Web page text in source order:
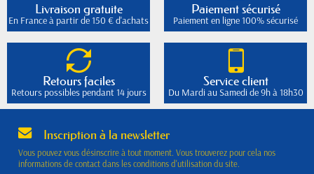
Livraison gratuite
En France à partir de 150 € d'achats
Paiement sécurisé
Paiement en ligne 100% sécurisé
Retours faciles
Retours possibles pendant 14 jours
Service client
Du Mardi au Samedi de 9h à 18h30
Inscription à la newsletter
Vous pouvez vous désinscrire à tout moment. Vous trouverez pour cela nos
informations de contact dans les conditions d'utilisation du site.